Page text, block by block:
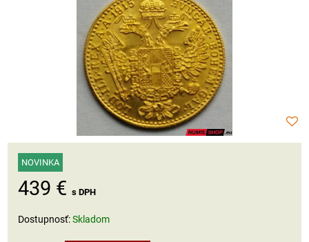
NOVINKA
439 € s DPH
Dostupnosť:Skladom